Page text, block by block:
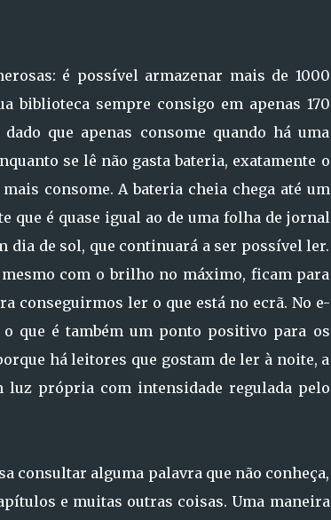
é possível armazenar mais de 1000
sempre consigo em apenas 170
que apenas consome quando há uma
se lê não gasta bateria, exatamente o
consome. A bateria cheia chega até um
que é quase igual ao de uma folha de jornal
dia de sol, que continuará a ser possível ler.
com o brilho no máximo, ficam para
conseguirmos ler o que está no ecrã. No e-
que é também um ponto positivo para os
há leitores que gostam de ler à noite, a
luz própria com intensidade regulada pelo
consultar alguma palavra que não conheça,
e muitas outras coisas. Uma maneira